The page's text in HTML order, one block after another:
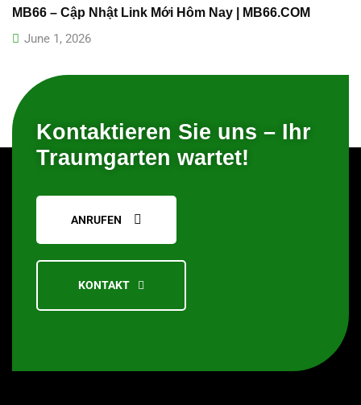
MB66 – Cập Nhật Link Mới Hôm Nay | MB66.COM
June 1, 2026
Kontaktieren Sie uns – Ihr
Traumgarten wartet!
ANRUFEN
KONTAKT